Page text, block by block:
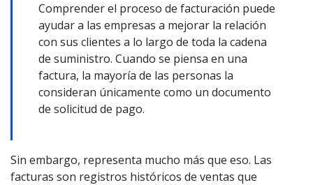
Comprender el proceso de facturación puede
ayudar a las empresas a mejorar la relación
con sus clientes a lo largo de toda la cadena
de suministro. Cuando se piensa en una
factura, la mayoría de las personas la
consideran únicamente como un documento
de solicitud de pago.
Sin embargo, representa mucho más que eso. Las
facturas son registros históricos de ventas que